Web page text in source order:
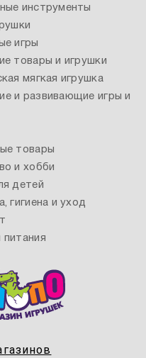
инструменты
игры
товары и игрушки
мягкая игрушка
и развивающие игры и
товары
и хобби
детей
гигиена и уход